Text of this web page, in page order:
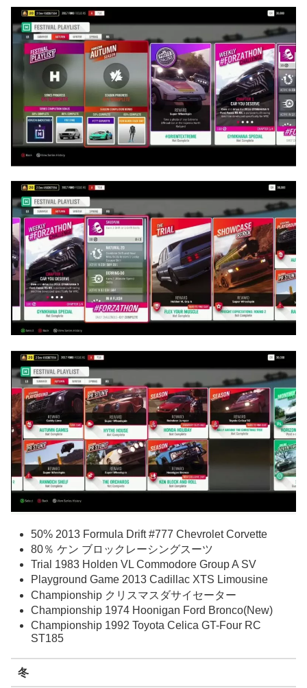
50% 2013 Formula Drift #777 Chevrolet Corvette
80％ ケン ブロックレーシングスーツ
Trial 1983 Holden VL Commodore Group A SV
Playground Game 2013 Cadillac XTS Limousine
Championship クリスマスダサイセーター
Championship 1974 Hoonigan Ford Bronco(New)
Championship 1992 Toyota Celica GT-Four RC
ST185
冬